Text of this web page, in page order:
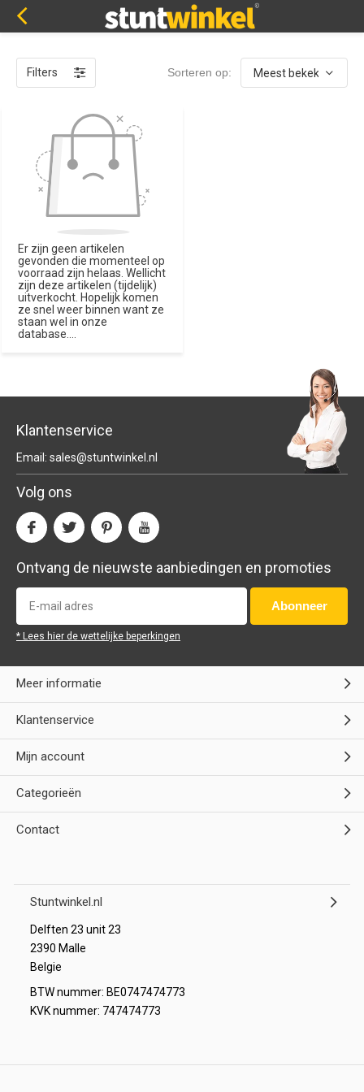
Filters Sorteren op:
Er zijn geen artikelen
gevonden die momenteel op
voorraad zijn helaas. Wellicht
zijn deze artikelen (tijdelijk)
uitverkocht. Hopelijk komen
ze snel weer binnen want ze
staan wel in onze
database....
Klantenservice
Email: sales@stuntwinkel.nl
Volg ons
Ontvang de nieuwste aanbiedingen en promoties
Abonneer
* Lees hier de wettelijke beperkingen
Meer informatie
Klantenservice
Mijn account
Categorieën
Contact
Stuntwinkel.nl
Delften 23 unit 23
2390 Malle
Belgie
BTW nummer: BE0747474773
KVK nummer: 747474773